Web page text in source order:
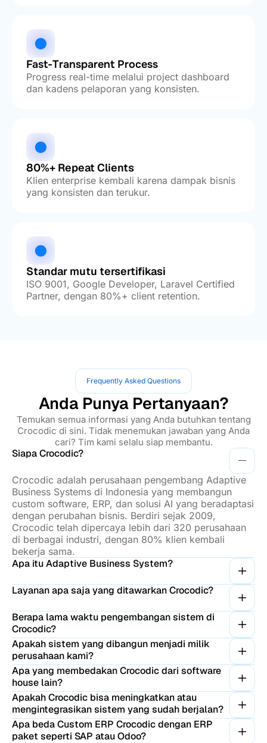
Fast-Transparent Process
Progress real-time melalui project dashboard
dan kadens pelaporan yang konsisten.
80%+ Repeat Clients
Klien enterprise kembali karena dampak bisnis
yang konsisten dan terukur.
Standar mutu tersertifikasi
ISO 9001, Google Developer, Laravel Certified
Partner, dengan 80%+ client retention.
Frequently Asked Questions
Anda Punya Pertanyaan?
Temukan semua informasi yang Anda butuhkan tentang
Crocodic di sini. Tidak menemukan jawaban yang Anda
cari? Tim kami selalu siap membantu.
Siapa Crocodic?
Crocodic adalah perusahaan pengembang Adaptive
Business Systems di Indonesia yang membangun
custom software, ERP, dan solusi AI yang beradaptasi
dengan perubahan bisnis. Berdiri sejak 2009,
Crocodic telah dipercaya lebih dari 320 perusahaan
di berbagai industri, dengan 80% klien kembali
bekerja sama.
Apa itu Adaptive Business System?
Layanan apa saja yang ditawarkan Crocodic?
Berapa lama waktu pengembangan sistem di
Crocodic?
Apakah sistem yang dibangun menjadi milik
perusahaan kami?
Apa yang membedakan Crocodic dari software
house lain?
Apakah Crocodic bisa meningkatkan atau
mengintegrasikan sistem yang sudah berjalan?
Apa beda Custom ERP Crocodic dengan ERP
paket seperti SAP atau Odoo?